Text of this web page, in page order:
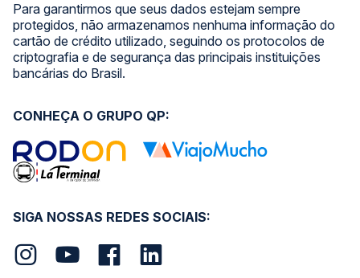
Para garantirmos que seus dados estejam sempre
protegidos, não armazenamos nenhuma informação do
cartão de crédito utilizado, seguindo os protocolos de
criptografia e de segurança das principais instituições
bancárias do Brasil.
SIGA NOSSAS REDES SOCIAIS:
CONHEÇA O GRUPO QP: